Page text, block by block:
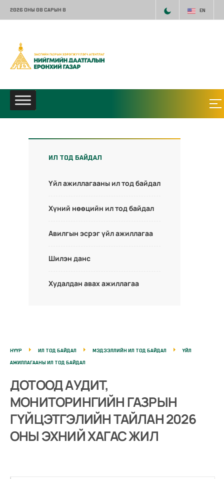
2026 ОНЫ 08 САРЫН 8 EN
ИЛ ТОД БАЙДАЛ
Үйл ажиллагааны ил тод байдал
Хүний нөөцийн ил тод байдал
Авилгын эсрэг үйл ажиллагаа
Шилэн данс
Худалдан авах ажиллагаа
НҮҮР ИЛ ТОД БАЙДАЛ МЭДЭЭЛЛИЙН ИЛ ТОД БАЙДАЛ
ҮЙЛ
АЖИЛЛАГААНЫ ИЛ ТОД БАЙДАЛ
ДОТООД АУДИТ,
МОНИТОРИНГИЙН ГАЗРЫН
ГҮЙЦЭТГЭЛИЙН ТАЙЛАН 2026
ОНЫ ЭХНИЙ ХАГАС ЖИЛ